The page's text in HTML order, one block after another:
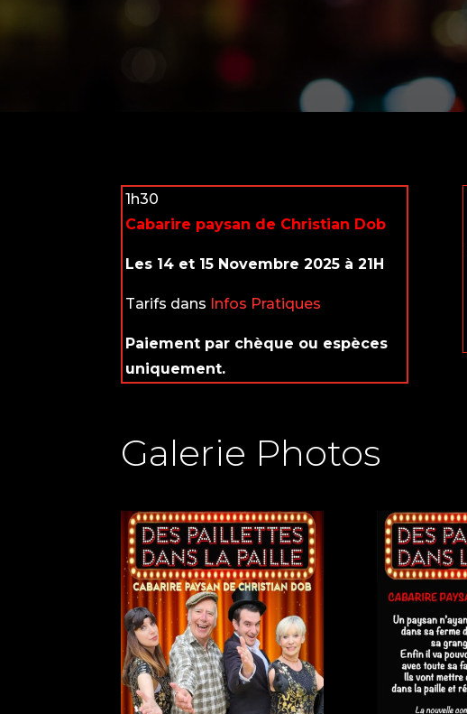
1h30
Cabarire paysan de Christian Dob
Les 14 et 15 Novembre 2025 à 21H
Tarifs dans Infos Pratiques
Paiement par chèque ou espèces
uniquement.
Galerie Photos